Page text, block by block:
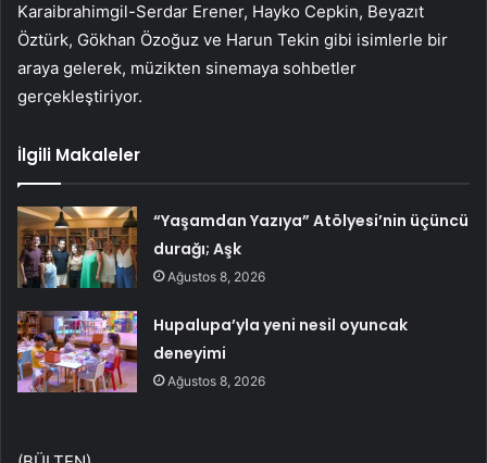
Karaibrahimgil-Serdar Erener, Hayko Cepkin, Beyazıt
Öztürk, Gökhan Özoğuz ve Harun Tekin gibi isimlerle bir
araya gelerek, müzikten sinemaya sohbetler
gerçekleştiriyor.
İlgili Makaleler
“Yaşamdan Yazıya” Atölyesi’nin üçüncü
durağı; Aşk
Ağustos 8, 2026
Hupalupa’yla yeni nesil oyuncak
deneyimi
Ağustos 8, 2026